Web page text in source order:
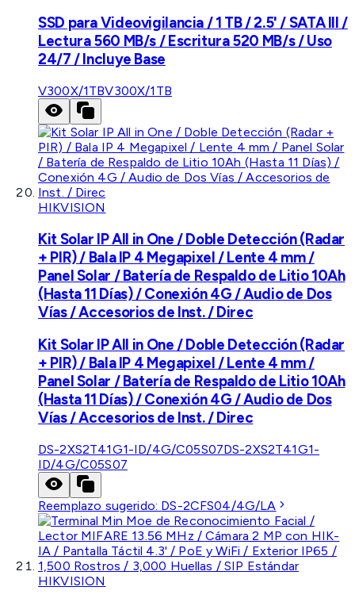
SSD para Videovigilancia / 1 TB / 2.5' / SATA III /
Lectura 560 MB/s / Escritura 520 MB/s / Uso
24/7 / Incluye Base
V300X/1TBV300X/1TB
HIKVISION
Kit Solar IP All in One / Doble Detección (Radar
+ PIR) / Bala IP 4 Megapixel / Lente 4 mm /
Panel Solar / Batería de Respaldo de Litio 10Ah
(Hasta 11 Días) / Conexión 4G / Audio de Dos
Vías / Accesorios de Inst. / Direc
Kit Solar IP All in One / Doble Detección (Radar
+ PIR) / Bala IP 4 Megapixel / Lente 4 mm /
Panel Solar / Batería de Respaldo de Litio 10Ah
(Hasta 11 Días) / Conexión 4G / Audio de Dos
Vías / Accesorios de Inst. / Direc
DS-2XS2T41G1-ID/4G/C05S07DS-2XS2T41G1-
ID/4G/C05S07
Reemplazo sugerido: DS-2CFS04/4G/LA
HIKVISION